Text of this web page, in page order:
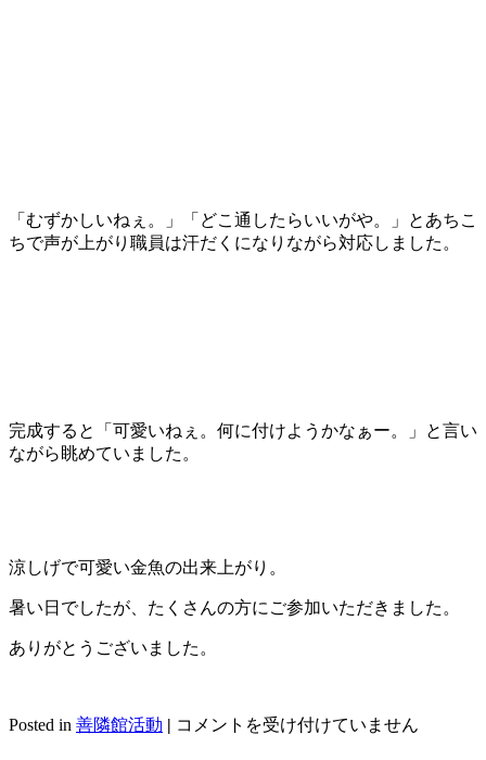
「むずかしいねぇ。」「どこ通したらいいがや。」とあちこ
ちで声が上がり職員は汗だくになりながら対応しました。
完成すると「可愛いねぇ。何に付けようかなぁー。」と言い
ながら眺めていました。
涼しげで可愛い金魚の出来上がり。
暑い日でしたが、たくさんの方にご参加いただきました。
ありがとうございました。
Posted in 善隣館活動 | 指
コメントを受け付けていません